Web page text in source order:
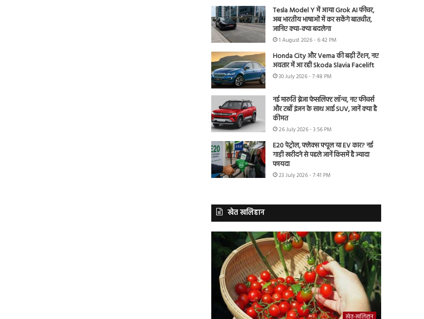
Tesla Model Y में आया Grok AI फीचर,
अब भारतीय भाषाओं में कर सकेंगे बातचीत,
जानिए क्या-क्या बदलेगा
1 August 2026 - 6:42 PM
Honda City और Verna की बढ़ी टेंशन, नए
अवतार में आ रही Skoda Slavia Facelift
30 July 2026 - 7:48 PM
नई मारुति ब्रेजा फेसलिफ्ट लॉन्च, नए फीचर्स
और टर्बो इंजन के साथ आई SUV, जानें क्या है
कीमत
26 July 2026 - 3:56 PM
E20 पेट्रोल, फ्लेक्स फ्यूल या EV कार? नई
गाड़ी खरीदने से पहले जानें किसमें है ज्यादा
फायदा
23 July 2026 - 7:41 PM
खेत खलिहान
खेत-खलिहान